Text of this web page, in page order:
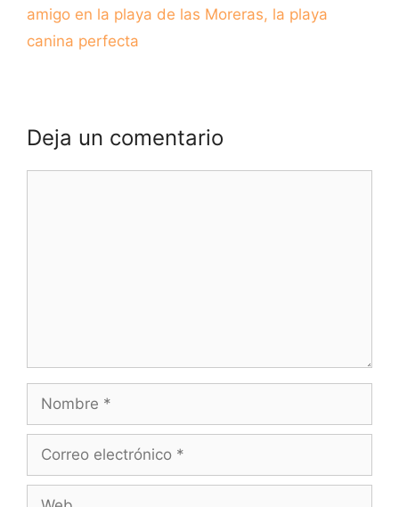
amigo en la playa de las Moreras, la playa
canina perfecta
Deja un comentario